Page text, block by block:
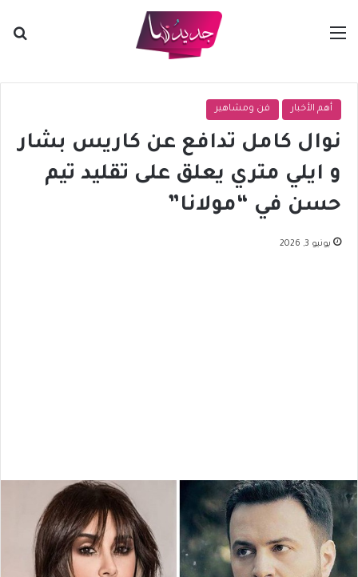
القائمة
أهم الأخبار فن ومشاهير
نوال كامل تدافع عن كاريس بشار
و ايلي متري يعلق على تقليد تيم
حسن في “مولانا”
يونيو 3, 2026